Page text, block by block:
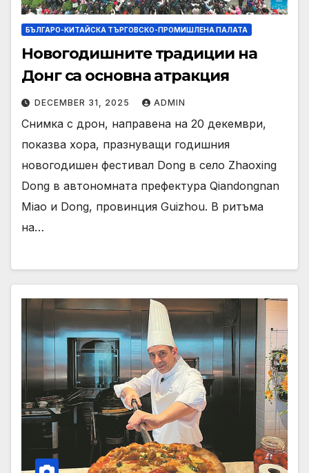
БЪЛГАРО-КИТАЙСКА ТЪРГОВСКО-ПРОМИШЛЕНА ПАЛАТА
Новогодишните традиции на
Донг са основна атракция
DECEMBER 31, 2025 ADMIN
Снимка с дрон, направена на 20 декември,
показва хора, празнуващи годишния
новогодишен фестивал Dong в село Zhaoxing
Dong в автономната префектура Qiandongnan
Miao и Dong, провинция Guizhou. В ритъма
на…